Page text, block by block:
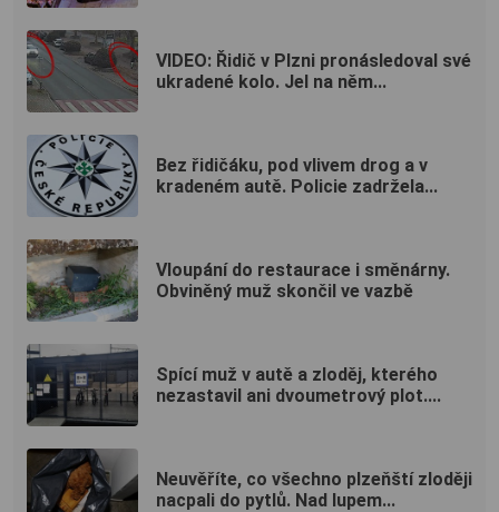
VIDEO: Řidič v Plzni pronásledoval své
ukradené kolo. Jel na něm...
Bez řidičáku, pod vlivem drog a v
kradeném autě. Policie zadržela...
Vloupání do restaurace i směnárny.
Obviněný muž skončil ve vazbě
Spící muž v autě a zloděj, kterého
nezastavil ani dvoumetrový plot....
Neuvěříte, co všechno plzeňští zloději
nacpali do pytlů. Nad lupem...